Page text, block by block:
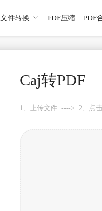
文件转换  PDF压缩 PDF
Caj转PDF
1、上传文件 ----> 2、点